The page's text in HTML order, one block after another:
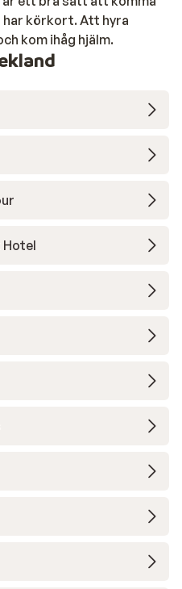
har körkort. Att hyra
kom ihåg hjälm.
Hotel